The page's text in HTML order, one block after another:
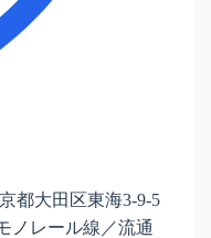
都大田区東海3-9-5
ノレール線／流通